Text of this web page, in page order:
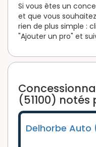
Si vous êtes un
et que vous
rien de plus simple :
"Ajouter un pro" et
(51100)
Delhorbe Auto